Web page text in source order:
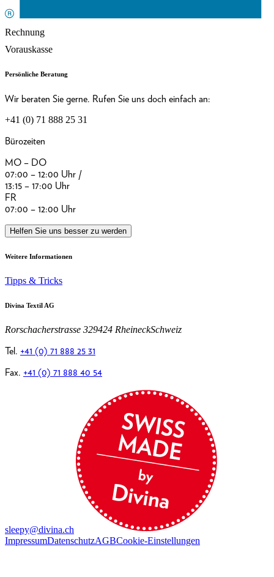
Rechnung
Vorauskasse
Persönliche Beratung
Wir beraten Sie gerne. Rufen Sie uns doch einfach an:
+41 (0) 71 888 25 31
Bürozeiten
MO – DO
07:00 – 12:00 Uhr /
13:15 – 17:00 Uhr
FR
07:00 – 12:00 Uhr
Helfen Sie uns besser zu werden
Weitere Informationen
Tipps & Tricks
Divina Textil AG
Rorschacherstrasse 329424 RheineckSchweiz
Tel. +41 (0) 71 888 25 31
Fax. +41 (0) 71 888 40 54
sleepy@divina.ch
ImpressumDatenschutzAGBCookie-Einstellungen